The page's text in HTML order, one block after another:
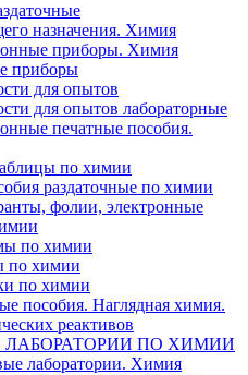
назначения. Химия
приборы. Химия
приборы
для опытов
для опытов лабораторные
печатные пособия.
по химии
раздаточные по химии
фолии, электронные
по химии
по химии
по химии
пособия. Наглядная химия.
реактивов
ПО ХИМИИ
лаборатории. Химия